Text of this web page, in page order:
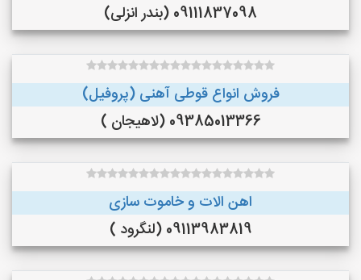
09111837098 (بندر انزلی)
فروش انواع قوطی آهنی (پروفیل)
09385013366 (لاهیجان )
اهن الات و خاموت سازی
09113983819 (لنگرود )